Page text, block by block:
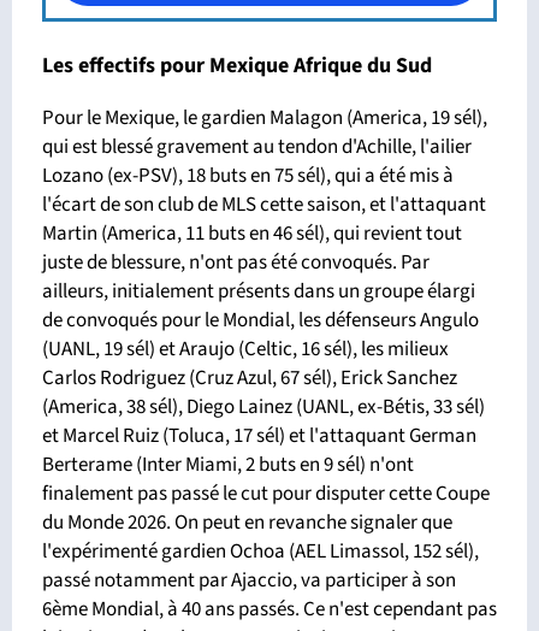
Les effectifs pour Mexique Afrique du Sud
Pour le Mexique, le gardien Malagon (America, 19 sél),
qui est blessé gravement au tendon d'Achille, l'ailier
Lozano (ex-PSV), 18 buts en 75 sél), qui a été mis à
l'écart de son club de MLS cette saison, et l'attaquant
Martin (America, 11 buts en 46 sél), qui revient tout
juste de blessure, n'ont pas été convoqués. Par
ailleurs, initialement présents dans un groupe élargi
de convoqués pour le Mondial, les défenseurs Angulo
(UANL, 19 sél) et Araujo (Celtic, 16 sél), les milieux
Carlos Rodriguez (Cruz Azul, 67 sél), Erick Sanchez
(America, 38 sél), Diego Lainez (UANL, ex-Bétis, 33 sél)
et Marcel Ruiz (Toluca, 17 sél) et l'attaquant German
Berterame (Inter Miami, 2 buts en 9 sél) n'ont
finalement pas passé le cut pour disputer cette Coupe
du Monde 2026. On peut en revanche signaler que
l'expérimenté gardien Ochoa (AEL Limassol, 152 sél),
passé notamment par Ajaccio, va participer à son
6ème Mondial, à 40 ans passés. Ce n'est cependant pas